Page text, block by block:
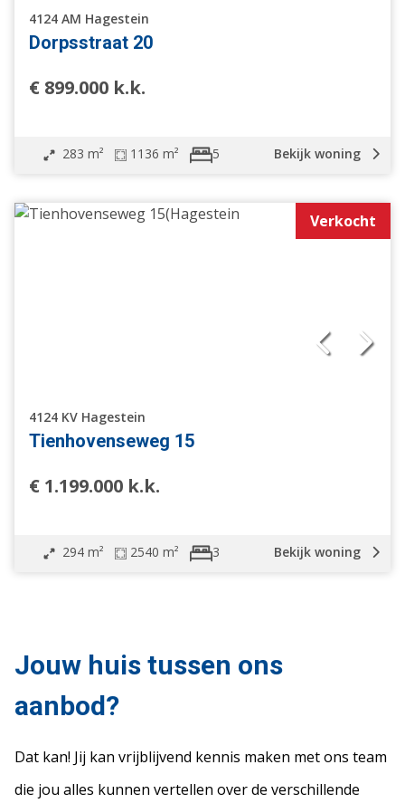
4124 AM Hagestein
Dorpsstraat 20
€ 899.000 k.k.
283 m² 1136 m² 5 Bekijk woning
Verkocht
4124 KV Hagestein
Tienhovenseweg 15
€ 1.199.000 k.k.
294 m² 2540 m² 3 Bekijk woning
Jouw huis tussen ons
aanbod?
Dat kan! Jij kan vrijblijvend kennis maken met ons team
die jou alles kunnen vertellen over de verschillende